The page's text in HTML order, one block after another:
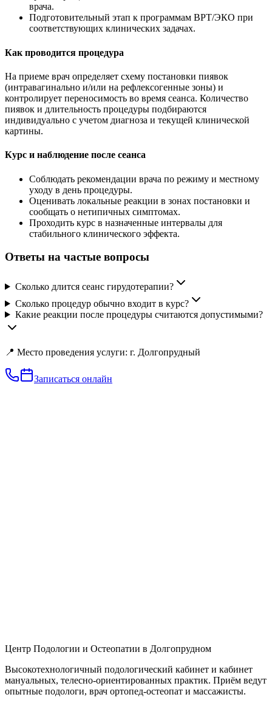
врача.
Подготовительный этап к программам ВРТ/ЭКО при
соответствующих клинических задачах.
Как проводится процедура
На приеме врач определяет схему постановки пиявок
(интравагинально и/или на рефлексогенные зоны) и
контролирует переносимость во время сеанса. Количество
пиявок и длительность процедуры подбираются
индивидуально с учетом диагноза и текущей клинической
картины.
Курс и наблюдение после сеанса
Соблюдать рекомендации врача по режиму и местному
уходу в день процедуры.
Оценивать локальные реакции в зонах постановки и
сообщать о нетипичных симптомах.
Проходить курс в назначенные интервалы для
стабильного клинического эффекта.
Ответы на частые вопросы
Сколько длится сеанс гирудотерапии?
Сколько процедур обычно входит в курс?
Какие реакции после процедуры считаются допустимыми?
📍 Место проведения услуги: г. Долгопрудный
Записаться онлайн
Центр Подологии и Остеопатии в Долгопрудном
Высокотехнологичный подологический кабинет и кабинет
мануальных, телесно-ориентированных практик. Приём ведут
опытные подологи, врач ортопед-остеопат и массажисты.